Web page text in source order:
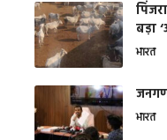
बड़ा
भारत
भारत